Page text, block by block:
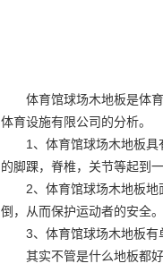
体育馆球场木地板是体
体育设施有限公司的分析。
1、体育馆球场木地板
的脚踝，脊椎，关节等起到
2、体育馆球场木地板
倒，从而保护运动者的安全。
3、体育馆球场木地板
其实不管是什么地板都